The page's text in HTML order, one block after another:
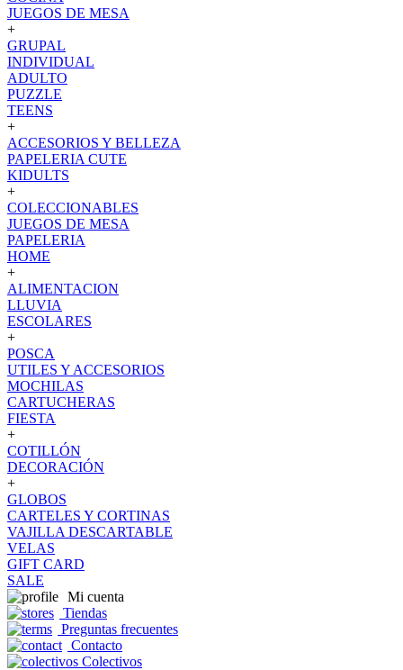
JUEGOS DE MESA
+
GRUPAL
INDIVIDUAL
ADULTO
PUZZLE
TEENS
+
ACCESORIOS Y BELLEZA
PAPELERIA CUTE
KIDULTS
+
COLECCIONABLES
JUEGOS DE MESA
PAPELERIA
HOME
+
ALIMENTACION
LLUVIA
ESCOLARES
+
POSCA
UTILES Y ACCESORIOS
MOCHILAS
CARTUCHERAS
FIESTA
+
COTILLÓN
DECORACIÓN
+
GLOBOS
CARTELES Y CORTINAS
VAJILLA DESCARTABLE
VELAS
GIFT CARD
SALE
Mi cuenta
Tiendas
Preguntas frecuentes
Contacto
Colectivos